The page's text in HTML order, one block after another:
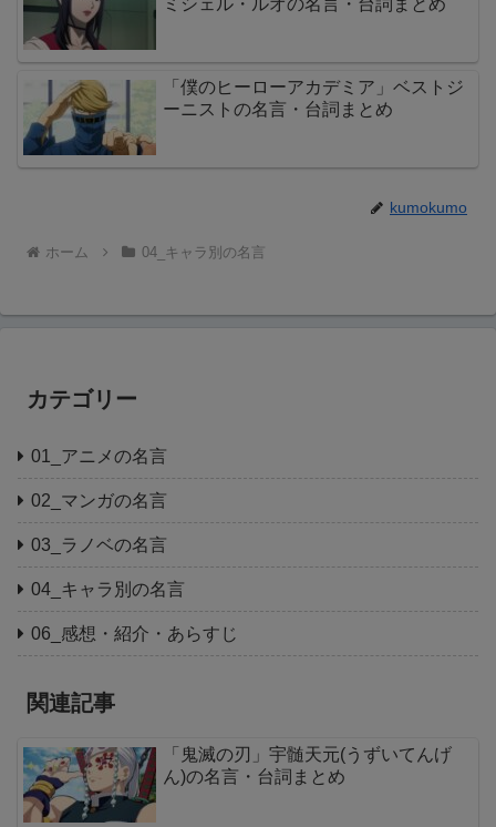
「僕のヒーローアカデミア」ベストジ
ーニストの名言・台詞まとめ
kumokumo
ホーム 04_キャラ別の名言
カテゴリー
01_アニメの名言
02_マンガの名言
03_ラノベの名言
04_キャラ別の名言
06_感想・紹介・あらすじ
関連記事
「鬼滅の刃」宇髄天元(うずいてんげ
ん)の名言・台詞まとめ